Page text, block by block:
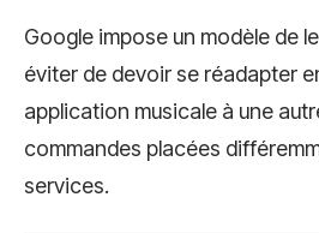
Google impose un modèle de
éviter de devoir se réadapter
application musicale à une
commandes placées
services.